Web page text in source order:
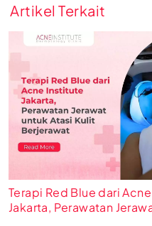
Artikel Terkait
Terapi Red Blue dari
Jakarta, Perawatan